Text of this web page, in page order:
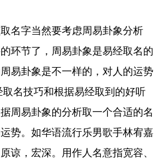
名字当然要考虑周易卦象分析
环节了，周易卦象是易经取名的
易卦象是不一样的，对人的运势
名技巧和根据易经取到的好听
周易卦象的分析取一个合适的名
势。如华语流行乐男歌手林宥嘉
谅，宏深。用作人名意指宽容、